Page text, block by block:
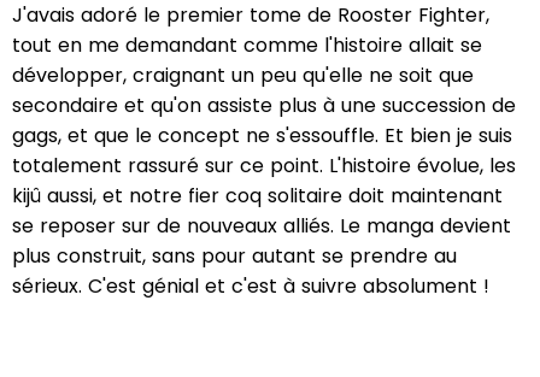
J'avais adoré le premier tome de Rooster Fighter,
tout en me demandant comme l'histoire allait se
développer, craignant un peu qu'elle ne soit que
secondaire et qu'on assiste plus à une succession de
gags, et que le concept ne s'essouffle. Et bien je suis
totalement rassuré sur ce point. L'histoire évolue, les
kijû aussi, et notre fier coq solitaire doit maintenant
se reposer sur de nouveaux alliés. Le manga devient
plus construit, sans pour autant se prendre au
sérieux. C'est génial et c'est à suivre absolument !